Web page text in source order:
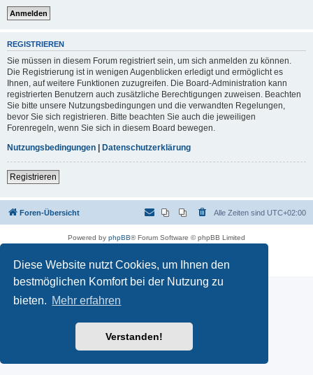
Diese Website nutzt Cookies, um Ihnen den
bestmöglichen Komfort bei der Nutzung zu
bieten. Mehr erfahren
Verstanden!
REGISTRIEREN
Sie müssen in diesem Forum registriert sein, um sich anmelden zu können.
Die Registrierung ist in wenigen Augenblicken erledigt und ermöglicht es
Ihnen, auf weitere Funktionen zuzugreifen. Die Board-Administration kann
registrierten Benutzern auch zusätzliche Berechtigungen zuweisen. Beachten
Sie bitte unsere Nutzungsbedingungen und die verwandten Regelungen,
bevor Sie sich registrieren. Bitte beachten Sie auch die jeweiligen
Forenregeln, wenn Sie sich in diesem Board bewegen.
Nutzungsbedingungen | Datenschutzerklärung
Registrieren
Foren-Übersicht Alle Zeiten sind UTC+02:00
Powered by phpBB® Forum Software © phpBB Limited
Datenschutz|Nutzungsbedingungen